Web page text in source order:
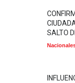
SALTO